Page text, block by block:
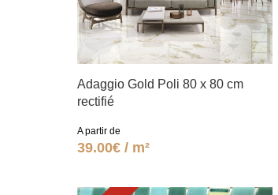
Adaggio Gold Poli 80 x 80 cm
rectifié
A partir de
39.00€ / m²